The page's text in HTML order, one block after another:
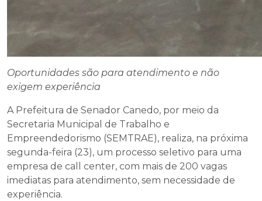
Oportunidades são para atendimento e não
exigem experiência
A Prefeitura de Senador Canedo, por meio da
Secretaria Municipal de Trabalho e
Empreendedorismo (SEMTRAE), realiza, na próxima
segunda-feira (23), um processo seletivo para uma
empresa de call center, com mais de 200 vagas
imediatas para atendimento, sem necessidade de
experiência.